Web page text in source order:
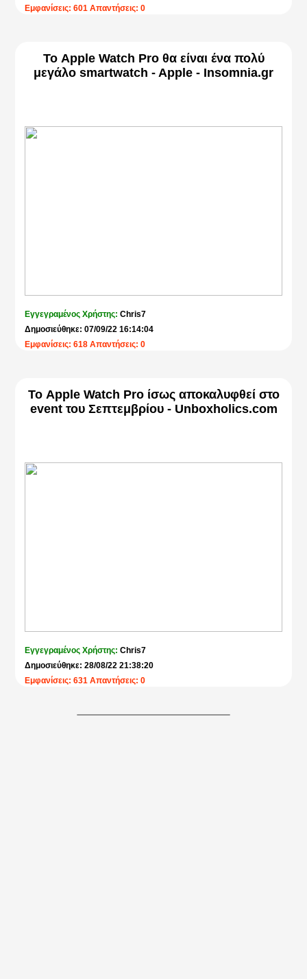
Εμφανίσεις: 601 Απαντήσεις: 0
Το Apple Watch Pro θα είναι ένα πολύ
μεγάλο smartwatch - Apple - Insomnia.gr
Εγγεγραμένος Χρήστης:Chris7
Δημοσιεύθηκε: 07/09/22 16:14:04
Εμφανίσεις: 618 Απαντήσεις: 0
Το Apple Watch Pro ίσως αποκαλυφθεί στο
event του Σεπτεμβρίου - Unboxholics.com
Εγγεγραμένος Χρήστης:Chris7
Δημοσιεύθηκε: 28/08/22 21:38:20
Εμφανίσεις: 631 Απαντήσεις: 0